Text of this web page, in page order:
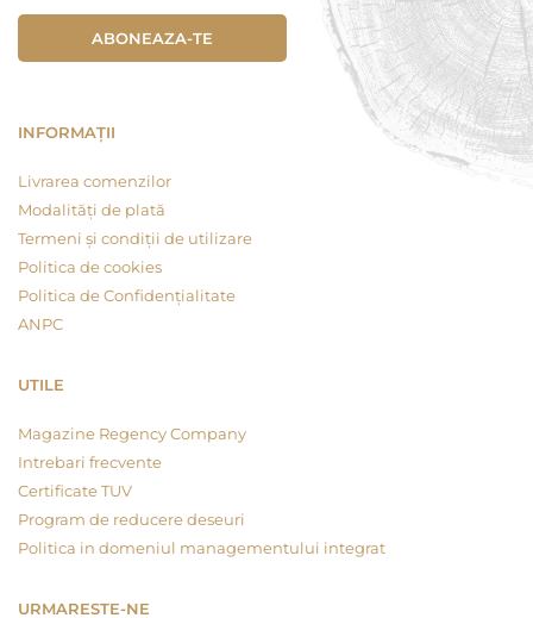
ABONEAZA-TE
INFORMAȚII
Livrarea comenzilor
Modalități de plată
Termeni și condiții de utilizare
Politica de cookies
Politica de Confidențialitate
ANPC
UTILE
Magazine Regency Company
Intrebari frecvente
Certificate TUV
Program de reducere deseuri
Politica in domeniul managementului integrat
URMARESTE-NE